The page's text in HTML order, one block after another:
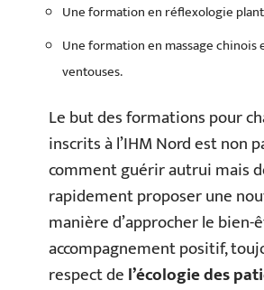
Une formation en réflexologie
Une formation en massage chinois
ventouses.
Le but des formations pour
inscrits à l’IHM Nord est non
comment guérir autrui mais
rapidement proposer une
manière d’approcher le bien-
accompagnement positif,
respect del’écologie des